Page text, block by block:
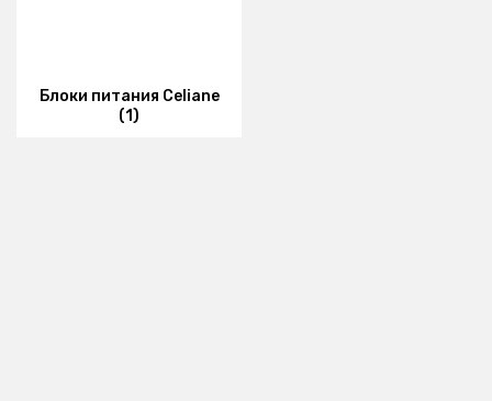
Блоки питания Celiane
(1)